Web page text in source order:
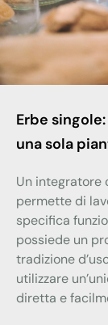
Erbe
una sola
Un integratore
permette di
specifica
possiede un
tradizione
utilizzare
diretta e